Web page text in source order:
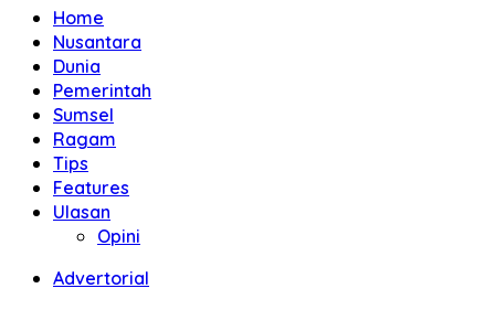
Home
Nusantara
Dunia
Pemerintah
Sumsel
Ragam
Tips
Features
Ulasan
Opini
Advertorial